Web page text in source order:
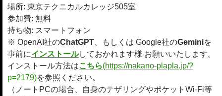
場所: 東京テクニカルカレッジ505室
参加費: 無料
持ち物: スマートフォン
※ OpenAI社のChatGPT 、もしくは Google社のGeminiを
事前にインストールしておかれます様 お願いいたします。
インストール方法はこちら(https://nakano-plapla.jp/?
p=2179)を参照ください。
（ノートPCの場合、自身のテザリングやポケットWi-Fi等